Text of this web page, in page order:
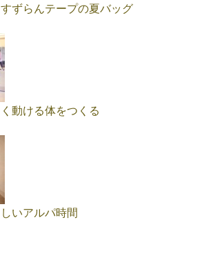
ずらんテープの夏バッグ
動ける体をつくる
いアルパ時間